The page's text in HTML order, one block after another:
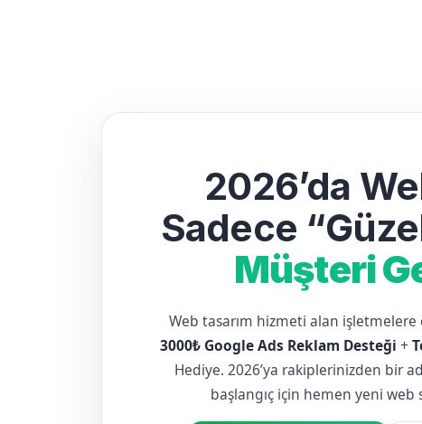
2026’da
Sadece
Müşteri
Web tasarım hizmeti alan
3000₺ Google Ads Reklam Desteği +
Hediye. 2026’ya rakiplerinizden bir
başlangıç için hemen yeni web